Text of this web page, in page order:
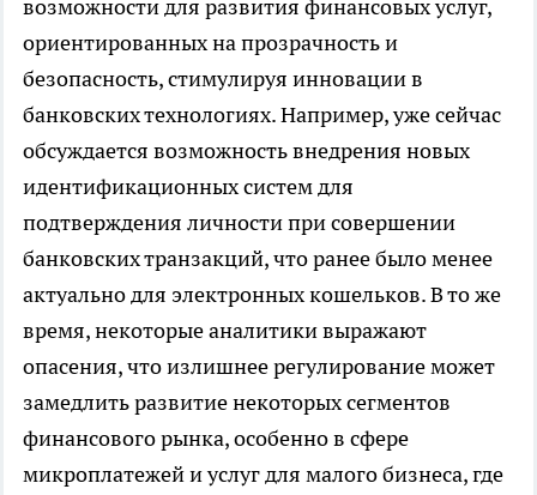
возможности для развития финансовых услуг,
ориентированных на прозрачность и
безопасность, стимулируя инновации в
банковских технологиях. Например, уже сейчас
обсуждается возможность внедрения новых
идентификационных систем для
подтверждения личности при совершении
банковских транзакций, что ранее было менее
актуально для электронных кошельков. В то же
время, некоторые аналитики выражают
опасения, что излишнее регулирование может
замедлить развитие некоторых сегментов
финансового рынка, особенно в сфере
микроплатежей и услуг для малого бизнеса, где